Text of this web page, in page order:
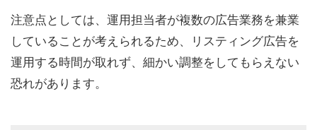
注意点としては、運用担当者が複数の広告業務を兼業
していることが考えられるため、リスティング広告を
運用する時間が取れず、細かい調整をしてもらえない
恐れがあります。